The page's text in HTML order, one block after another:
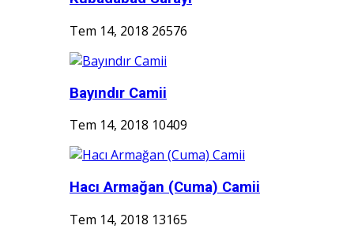
Tem 14, 2018 26576
Bayındır Camii
Tem 14, 2018 10409
Hacı Armağan (Cuma) Camii
Tem 14, 2018 13165